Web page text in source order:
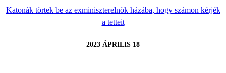
Katonák törtek be az exminiszterelnök házába, hogy számon kérjék
a tetteit
2023 ÁPRILIS 18